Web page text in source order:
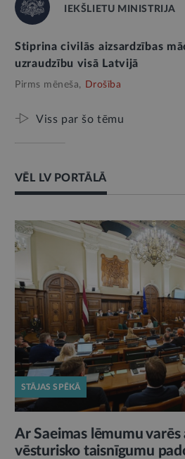
IEKŠLIETU MINISTRIJA
Stiprina civilās aizsardzības
uzraudzību visā Latvijā
Pirms mēneša, Drošība
Viss par šo tēmu
VĒL LV PORTĀLĀ
STĀJAS SPĒKĀ
Ar Saeimas lēmumu
vēsturisko taisnīgumu